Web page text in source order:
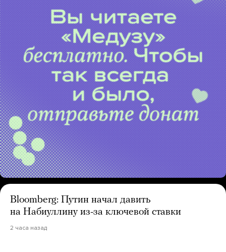
Bloomberg: Путин начал давить
на Набиуллину из-за ключевой ставки
2 часа назад